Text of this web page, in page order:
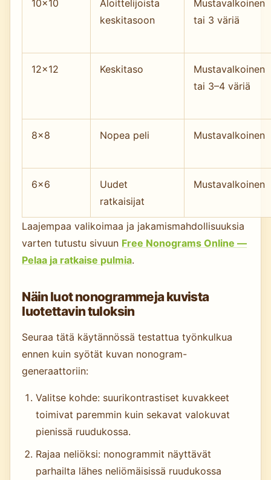
10×10
Aloittelijoista
keskitasoon
Mustavalkoinen
tai 3 väriä
12×12 Keskitaso
Mustavalkoinen
tai 3–4 väriä
8×8 Nopea peli Mustavalkoinen
6×6
Uudet
ratkaisijat
Mustavalkoinen
Laajempaa valikoimaa ja jakamismahdollisuuksia
varten tutustu sivuun Free Nonograms Online —
Pelaa ja ratkaise pulmia.
Näin luot nonogrammeja kuvista
luotettavin tuloksin
Seuraa tätä käytännössä testattua työnkulkua
ennen kuin syötät kuvan nonogram-
generaattoriin:
Valitse kohde: suurikontrastiset kuvakkeet
toimivat paremmin kuin sekavat valokuvat
pienissä ruudukossa.
Rajaa neliöksi: nonogrammit näyttävät
parhailta lähes neliömäisissä ruudukossa